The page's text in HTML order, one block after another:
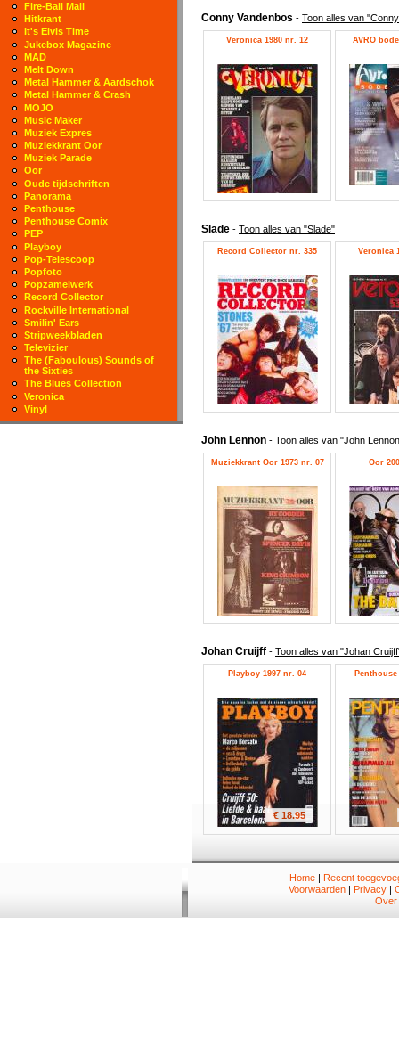
Conny Vandenbos - Toon alles van
Veronica 1980 nr. 12 AVRO
Slade - Toon alles van "Slade"
Record Collector nr. 335 Veronica
John Lennon - Toon alles van "John
Muziekkrant Oor 1973 nr. 07 Oor
Johan Cruijff - Toon alles van "Johan
Playboy 1997 nr. 04
€ 18.95
Fire-Ball Mail
Hitkrant
It's Elvis Time
Jukebox Magazine
MAD
Melt Down
Metal Hammer & Aardschok
Metal Hammer & Crash
MOJO
Music Maker
Muziek Expres
Muziekkrant Oor
Muziek Parade
Oor
Oude tijdschriften
Panorama
Penthouse
Penthouse Comix
PEP
Playboy
Pop-Telescoop
Popfoto
Popzamelwerk
Record Collector
Rockville International
Smilin' Ears
Stripweekbladen
Televizier
The (Faboulous) Sounds of
the Sixties
The Blues Collection
Veronica
Vinyl
Home| Recent
Voorwaarden | Privacy |
Over